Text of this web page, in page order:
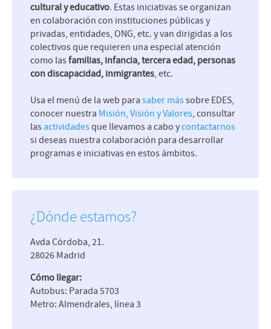
cultural y educativo. Estas iniciativas se organizan
en colaboración con instituciones públicas y
privadas, entidades, ONG, etc. y van dirigidas a los
colectivos que requieren una especial atención
como lasfamilias, infancia, tercera edad, personas
con discapacidad, inmigrantes , etc.
Usa el menú de la web para saber mássobre EDES,
conocer nuestra Misión, Visión y Valores , consultar
las actividadesque llevamos a cabo ycontactarnos
si deseas nuestra colaboración para desarrollar
programas e iniciativas en estos ámbitos.
¿Dónde estamos?
Avda Córdoba, 21.
28026 Madrid
Cómo llegar:
Autobus: Parada 5703
Metro: Almendrales, línea 3